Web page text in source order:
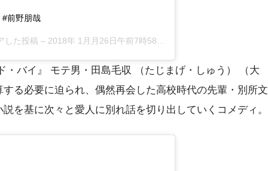
#前野朋哉
した投稿 – 2018年 1月月26日午前7時58分PST
・バイ』 モテ男・田島毛収 （たじまげ・しゅう） （大
る必要に迫られ、偶然再会した高校時代の先輩・別所文
を基に次々と愛人に別れ話を切り出していくコメディ。